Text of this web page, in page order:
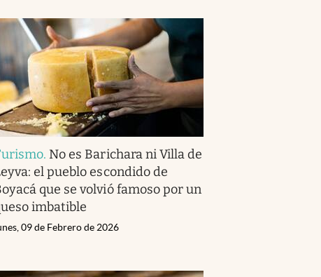
. No es Barichara ni Villa de
el pueblo escondido de
que se volvió famoso por un
imbatible
09 de Febrero de 2026